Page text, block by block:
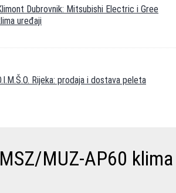
Dubrovnik: Mitsubishi Electric i Gree
uređaji
Rijeka: prodaja i dostava peleta
MUZ-AP60 klima